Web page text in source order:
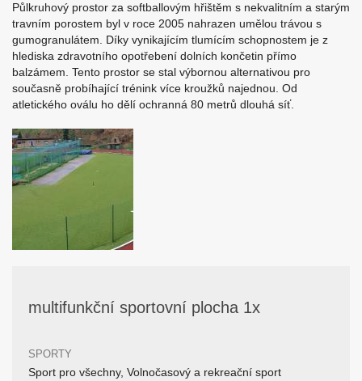
Půlkruhový prostor za softballovým hřištěm s nekvalitním a starým
travním porostem byl v roce 2005 nahrazen umělou trávou s
gumogranulátem. Díky vynikajícím tlumícím schopnostem je z
hlediska zdravotního opotřebení dolních končetin přímo
balzámem. Tento prostor se stal výbornou alternativou pro
současně probíhající trénink více kroužků najednou. Od
atletického oválu ho dělí ochranná 80 metrů dlouhá síť.
multifunkční sportovní plocha 1x
SPORTY
Sport pro všechny, Volnočasový a rekreační sport